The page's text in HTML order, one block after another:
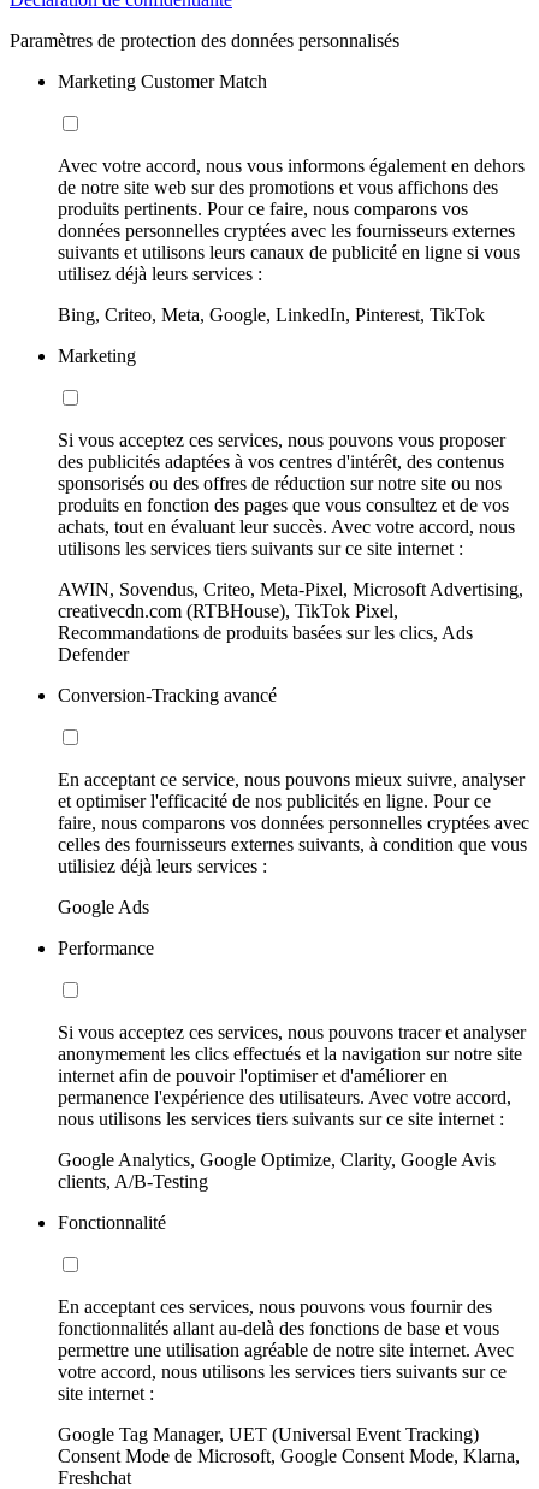
Paramètres de protection des données personnalisés
Marketing Customer Match
Avec votre accord, nous vous informons également en dehors
de notre site web sur des promotions et vous affichons des
produits pertinents. Pour ce faire, nous comparons vos
données personnelles cryptées avec les fournisseurs externes
suivants et utilisons leurs canaux de publicité en ligne si vous
utilisez déjà leurs services :
Bing, Criteo, Meta, Google, LinkedIn, Pinterest, TikTok
Marketing
Si vous acceptez ces services, nous pouvons vous proposer
des publicités adaptées à vos centres d'intérêt, des contenus
sponsorisés ou des offres de réduction sur notre site ou nos
produits en fonction des pages que vous consultez et de vos
achats, tout en évaluant leur succès. Avec votre accord, nous
utilisons les services tiers suivants sur ce site internet :
AWIN, Sovendus, Criteo, Meta-Pixel, Microsoft Advertising,
creativecdn.com (RTBHouse), TikTok Pixel,
Recommandations de produits basées sur les clics, Ads
Defender
Conversion-Tracking avancé
En acceptant ce service, nous pouvons mieux suivre, analyser
et optimiser l'efficacité de nos publicités en ligne. Pour ce
faire, nous comparons vos données personnelles cryptées avec
celles des fournisseurs externes suivants, à condition que vous
utilisiez déjà leurs services :
Google Ads
Performance
Si vous acceptez ces services, nous pouvons tracer et analyser
anonymement les clics effectués et la navigation sur notre site
internet afin de pouvoir l'optimiser et d'améliorer en
permanence l'expérience des utilisateurs. Avec votre accord,
nous utilisons les services tiers suivants sur ce site internet :
Google Analytics, Google Optimize, Clarity, Google Avis
clients, A/B-Testing
Fonctionnalité
En acceptant ces services, nous pouvons vous fournir des
fonctionnalités allant au-delà des fonctions de base et vous
permettre une utilisation agréable de notre site internet. Avec
votre accord, nous utilisons les services tiers suivants sur ce
site internet :
Google Tag Manager, UET (Universal Event Tracking)
Consent Mode de Microsoft, Google Consent Mode, Klarna,
Freshchat